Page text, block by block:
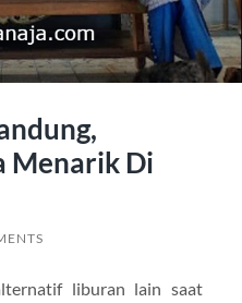
Menarik Di
liburan lain saat